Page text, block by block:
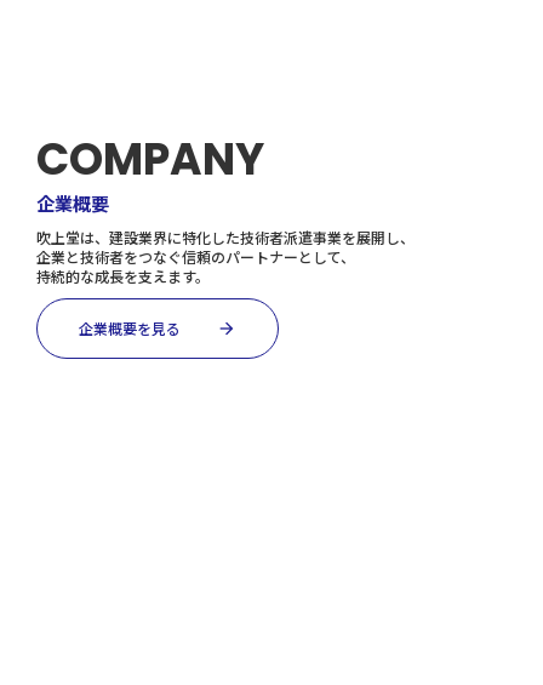
COMPANY
企業概要
吹上堂は、建設業界に特化した技術者派遣事業を展開し、
企業と技術者をつなぐ信頼のパートナーとして、
持続的な成長を支えます。
企業概要を見る arrow_forward